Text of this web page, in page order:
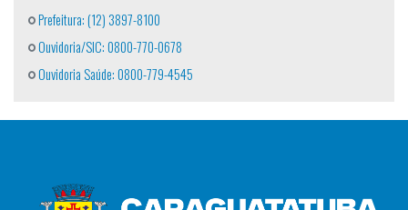
Prefeitura: (12) 3897-8100
Ouvidoria/SIC: 0800-770-0678
Ouvidoria Saúde: 0800-779-4545